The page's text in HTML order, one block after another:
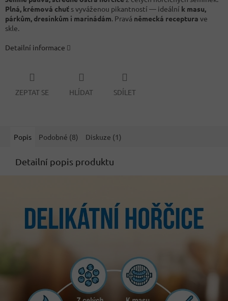
Plná, krémová chuť s vyváženou pikantností — ideální k masu,
párkům, dresinkům i marinádám. Pravá německá receptura ve
skle.
Detailní informace
ZEPTAT SE HLÍDAT SDÍLET
Popis Podobné (8) Diskuze (1)
Detailní popis produktu